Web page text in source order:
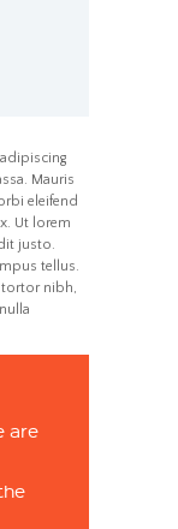
Mauris
eleifend
Ut lorem
justo.
tellus.
tortor nibh,
are